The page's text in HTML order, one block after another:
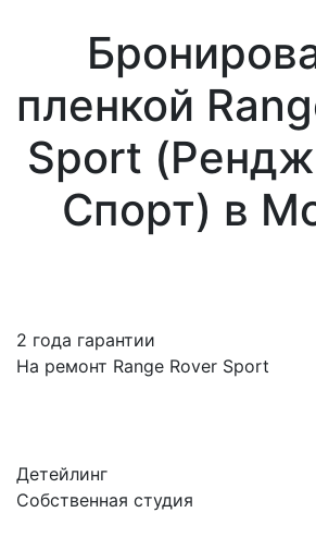
пленкой
Sport
Спорт) в
2 года гарантии
На ремонт Range Rover Sport
Детейлинг
Собственная студия